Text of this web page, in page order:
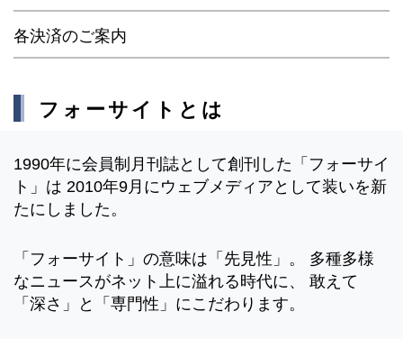
各決済のご案内
フォーサイトとは
1990年に会員制月刊誌として創刊した「フォーサイ
ト」は 2010年9月にウェブメディアとして装いを新
たにしました。
「フォーサイト」の意味は「先見性」。 多種多様
なニュースがネット上に溢れる時代に、 敢えて
「深さ」と「専門性」にこだわります。